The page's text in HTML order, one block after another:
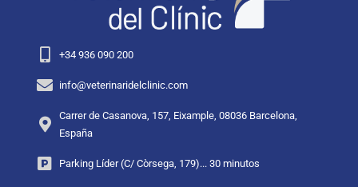
+34 936 090 200
info@veterinaridelclinic.com
Carrer de Casanova, 157, Eixample, 08036 Barcelona,
España
Parking Líder (C/ Còrsega, 179)... 30 minutos